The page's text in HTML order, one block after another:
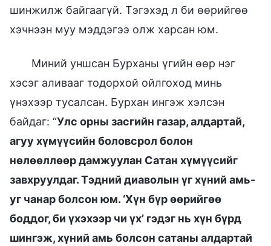
шинжилж байгаагүй. Тэгэхэд л би өөрийгөө
хэчнээн муу мэддэгээ олж харсан юм.
Миний уншсан Бурханы үгийн өөр нэг
хэсэг аливааг тодорхой ойлгоход минь
үнэхээр тусалсан. Бурхан ингэж хэлсэн
байдаг: “Улс орны засгийн газар, алдартай,
агуу хүмүүсийн боловсрол болон
нөлөөллөөр дамжуулан Сатан хүмүүсийг
завхруулдаг. Тэдний диаволын үг хүний амь-
уг чанар болсон юм. ‘Хүн бүр өөрийгөө
боддог, би үхэхээр чи үх’ гэдэг нь хүн бүрд
шингэж, хүний амь болсон сатаны алдартай